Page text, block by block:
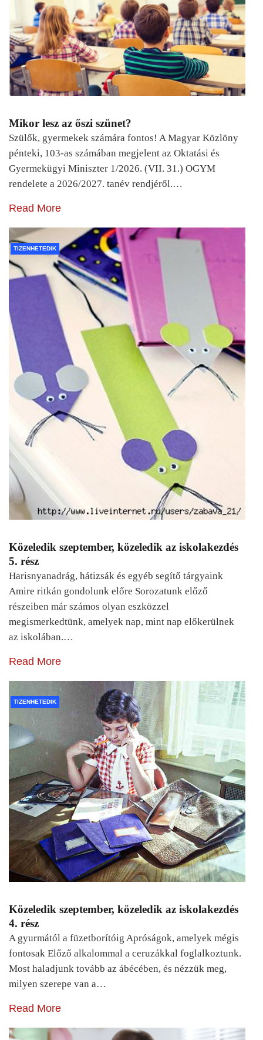
Mikor lesz az őszi szünet?
Szülők, gyermekek számára fontos! A Magyar Közlöny
pénteki, 103-as számában megjelent az Oktatási és
Gyermekügyi Miniszter 1/2026. (VII. 31.) OGYM
rendelete a 2026/2027. tanév rendjéről.…
Read More
TIZENHETEDIK
Közeledik szeptember, közeledik az iskolakezdés
5. rész
Harisnyanadrág, hátizsák és egyéb segítő tárgyaink
Amire ritkán gondolunk előre Sorozatunk előző
részeiben már számos olyan eszközzel
megismerkedtünk, amelyek nap, mint nap előkerülnek
az iskolában.…
Read More
TIZENHETEDIK
Közeledik szeptember, közeledik az iskolakezdés
4. rész
A gyurmától a füzetborítóig Apróságok, amelyek mégis
fontosak Előző alkalommal a ceruzákkal foglalkoztunk.
Most haladjunk tovább az ábécében, és nézzük meg,
milyen szerepe van a…
Read More